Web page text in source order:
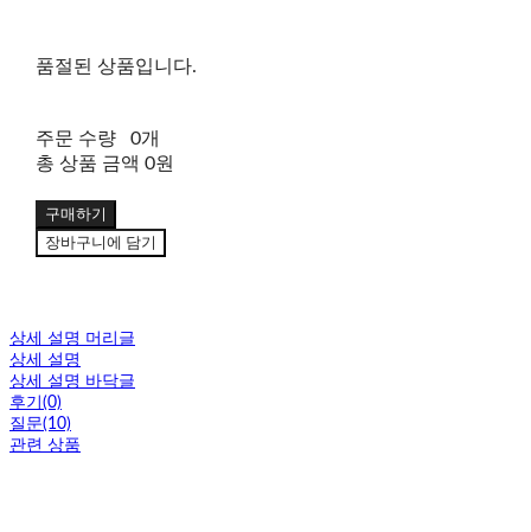
품절된 상품입니다.
주문 수량
0개
총 상품 금액 0원
구매하기
장바구니에 담기
상세 설명 머리글
상세 설명
상세 설명 바닥글
후기(0)
질문(10)
관련 상품